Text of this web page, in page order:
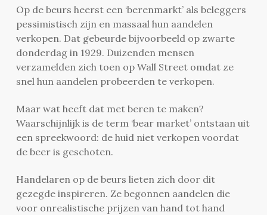
Op de beurs heerst een ‘berenmarkt’ als beleggers
pessimistisch zijn en massaal hun aandelen
verkopen. Dat gebeurde bijvoorbeeld op zwarte
donderdag in 1929. Duizenden mensen
verzamelden zich toen op Wall Street omdat ze
snel hun aandelen probeerden te verkopen.
Maar wat heeft dat met beren te maken?
Waarschijnlijk is de term ‘bear market’ ontstaan uit
een spreekwoord: de huid niet verkopen voordat
de beer is geschoten.
Handelaren op de beurs lieten zich door dit
gezegde inspireren. Ze begonnen aandelen die
voor onrealistische prijzen van hand tot hand